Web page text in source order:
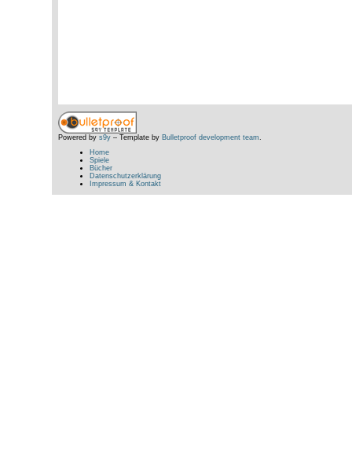
Powered by s9y– Template by Bulletproof development team
Home
Spiele
Bücher
Datenschutzerklärung
Impressum & Kontakt